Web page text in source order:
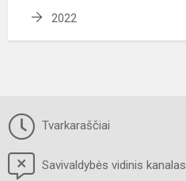
2022
Tvarkaraščiai
Savivaldybės vidinis kanalas